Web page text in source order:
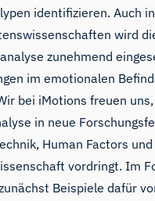
identifizieren. Auch
wird
zunehmend
im emotionalen
bei iMotions freuen
in neue
Human Factors und
vordringt. Im
Beispiele dafür